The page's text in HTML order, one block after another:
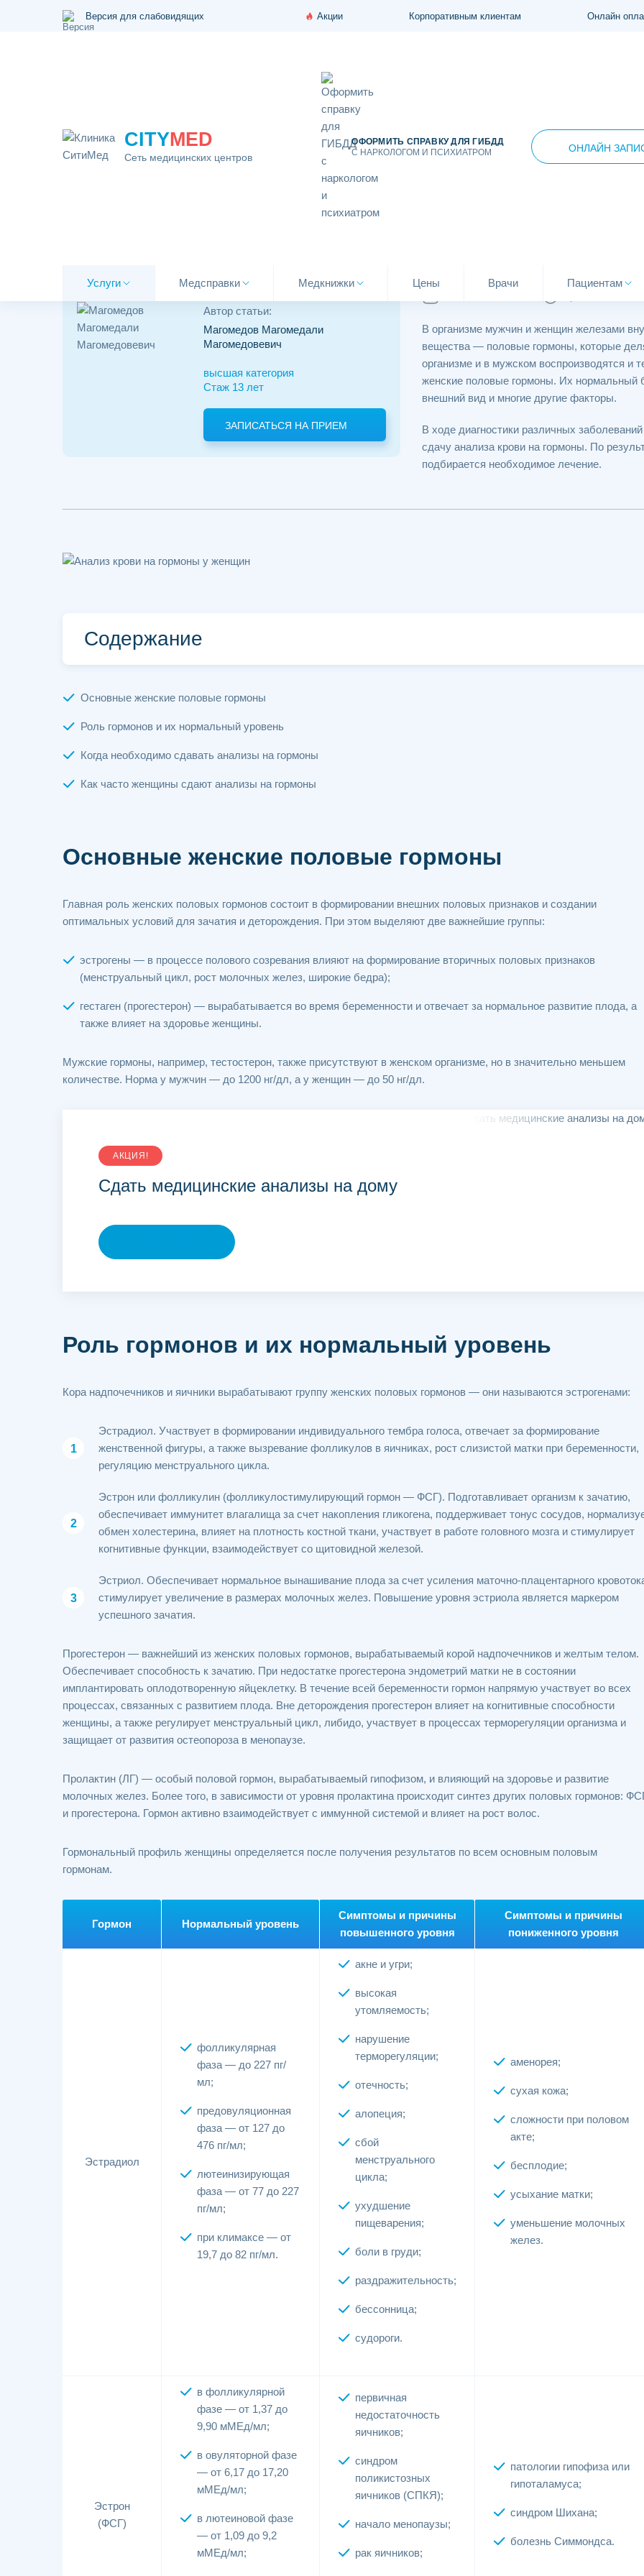
Версия для слабовидящих Акции Корпоративным клиентам Онлайн
CITYMED
Сеть медицинских центров
ОФОРМИТЬ СПРАВКУ ДЛЯ ГИБДД
С НАРКОЛОГОМ И ПСИХИАТРОМ
ОНЛАЙН
Услуги Медсправки Медкнижки Цены Врачи Пациентам
Автор статьи:
Магомедов Магомедали
Магомедовевич
высшая категория
Стаж 13 лет
ЗАПИСАТЬСЯ НА ПРИЕМ
В организме мужчин и женщин железами
вещества — половые гормоны, которые
организме и в мужском воспроизводятся и
женские половые гормоны. Их нормальный
внешний вид и многие другие факторы.
В ходе диагностики различных
сдачу анализа крови на гормоны. По
подбирается необходимое лечение.
Содержание
Основные женские половые гормоны
Роль гормонов и их нормальный уровень
Когда необходимо сдавать анализы на гормоны
Как часто женщины сдают анализы на гормоны
Основные женские половые гормоны
Главная роль женских половых гормонов состоит в формировании внешних половых признаков и создании
оптимальных условий для зачатия и деторождения. При этом выделяют две важнейшие группы:
эстрогены — в процессе полового созревания влияют на формирование вторичных половых признаков
(менструальный цикл, рост молочных желез, широкие бедра);
гестаген (прогестерон) — вырабатывается во время беременности и отвечает за нормальное развитие плода, а
также влияет на здоровье женщины.
Мужские гормоны, например, тестостерон, также присутствуют в женском организме, но в значительно меньшем
количестве. Норма у мужчин — до 1200 нг/дл, а у женщин — до 50 нг/дл.
АКЦИЯ!
Сдать медицинские анализы на дому
Роль гормонов и их нормальный уровень
Кора надпочечников и яичники вырабатывают группу женских половых гормонов — они называются эстрогенами:
Эстрадиол. Участвует в формировании индивидуального тембра голоса, отвечает за формирование
женственной фигуры, а также вызревание фолликулов в яичниках, рост слизистой матки при беременности,
регуляцию менструального цикла.
Эстрон или фолликулин (фолликулостимулирующий гормон — ФСГ). Подготавливает организм к зачатию,
обеспечивает иммунитет влагалища за счет накопления гликогена, поддерживает тонус сосудов,
обмен холестерина, влияет на плотность костной ткани, участвует в работе головного мозга и стимулирует
когнитивные функции, взаимодействует со щитовидной железой.
Эстриол. Обеспечивает нормальное вынашивание плода за счет усиления маточно-плацентарного
стимулирует увеличение в размерах молочных желез. Повышение уровня эстриола является маркером
успешного зачатия.
Прогестерон — важнейший из женских половых гормонов, вырабатываемый корой надпочечников и желтым телом.
Обеспечивает способность к зачатию. При недостатке прогестерона эндометрий матки не в состоянии
имплантировать оплодотворенную яйцеклетку. В течение всей беременности гормон напрямую участвует во всех
процессах, связанных с развитием плода. Вне деторождения прогестерон влияет на когнитивные способности
женщины, а также регулирует менструальный цикл, либидо, участвует в процессах терморегуляции организма и
защищает от развития остеопороза в менопаузе.
Пролактин (ЛГ) — особый половой гормон, вырабатываемый гипофизом, и влияющий на здоровье и развитие
молочных желез. Более того, в зависимости от уровня пролактина происходит синтез других половых гормонов:
и прогестерона. Гормон активно взаимодействует с иммунной системой и влияет на рост волос.
Гормональный профиль женщины определяется после получения результатов по всем основным половым
гормонам.
Гормон Нормальный уровень
Симптомы и причины
повышенного уровня
Симптомы и причины
пониженного уровня
Эстрадиол
фолликулярная
фаза — до 227 пг/
мл;
предовуляционная
фаза — от 127 до
476 пг/мл;
лютеинизирующая
фаза — от 77 до 227
пг/мл;
при климаксе — от
19,7 до 82 пг/мл.
акне и угри;
высокая
утомляемость;
нарушение
терморегуляции;
отечность;
алопеция;
сбой
менструального
цикла;
ухудшение
пищеварения;
боли в груди;
раздражительность;
бессонница;
судороги.
аменорея;
сухая кожа;
сложности при половом
акте;
бесплодие;
усыхание матки;
уменьшение молочных
желез.
Эстрон
(ФСГ)
в фолликулярной
фазе — от 1,37 до
9,90 мМЕд/мл;
в овуляторной фазе
— от 6,17 до 17,20
мМЕд/мл;
в лютеиновой фазе
— от 1,09 до 9,2
мМЕд/мл;
первичная
недостаточность
яичников;
синдром
поликистозных
яичников (СПКЯ);
начало менопаузы;
рак яичников;
патологии гипофиза или
гипоталамуса;
синдром Шихана;
болезнь Симмондса.